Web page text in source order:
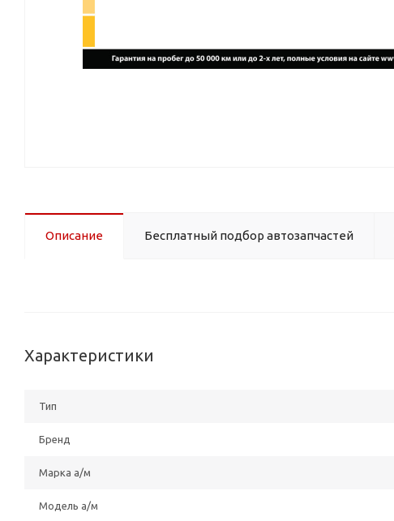
Описание Бесплатный подбор автозапчастей
Характеристики
Тип
Бренд
Марка а/м
Модель а/м